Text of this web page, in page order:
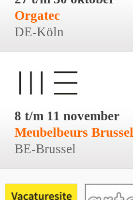
Orgatec
DE-Köln
8 t/m 11 november
Meubelbeurs Brussel
BE-Brussel